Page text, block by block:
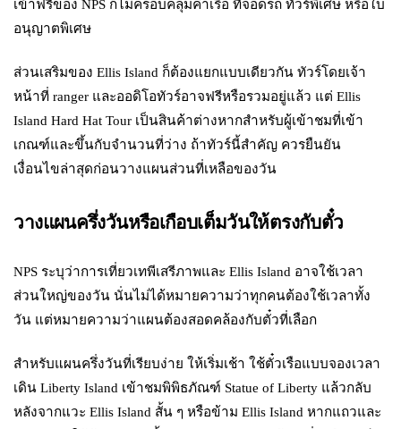
เข้าฟรีของ NPS ก็ไม่ครอบคลุมค่าเรือ ที่จอดรถ ทัวร์พิเศษ หรือใบ
อนุญาตพิเศษ
ส่วนเสริมของ Ellis Island ก็ต้องแยกแบบเดียวกัน ทัวร์โดยเจ้า
หน้าที่ ranger และออดิโอทัวร์อาจฟรีหรือรวมอยู่แล้ว แต่ Ellis
Island Hard Hat Tour เป็นสินค้าต่างหากสำหรับผู้เข้าชมที่เข้า
เกณฑ์และขึ้นกับจำนวนที่ว่าง ถ้าทัวร์นี้สำคัญ ควรยืนยัน
เงื่อนไขล่าสุดก่อนวางแผนส่วนที่เหลือของวัน
วางแผนครึ่งวันหรือเกือบเต็มวันให้ตรงกับตั๋ว
NPS ระบุว่าการเที่ยวเทพีเสรีภาพและ Ellis Island อาจใช้เวลา
ส่วนใหญ่ของวัน นั่นไม่ได้หมายความว่าทุกคนต้องใช้เวลาทั้ง
วัน แต่หมายความว่าแผนต้องสอดคล้องกับตั๋วที่เลือก
สำหรับแผนครึ่งวันที่เรียบง่าย ให้เริ่มเช้า ใช้ตั๋วเรือแบบจองเวลา
เดิน Liberty Island เข้าชมพิพิธภัณฑ์ Statue of Liberty แล้วกลับ
หลังจากแวะ Ellis Island สั้น ๆ หรือข้าม Ellis Island หากแถวและ